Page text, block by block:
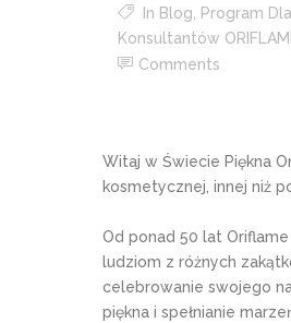
In Blog
Program
Konsultantów
Comments
Witaj w Świecie Piękna
kosmetycznej, innej niż
Od ponad 50 lat
ludziom z różnych
celebrowanie swojego
piękna i spełnianie